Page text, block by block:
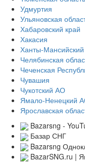
Удмуртия
Ульяновская
Хабаровский край
Хакасия
Ханты-
Челябинская
Чеченская
Чувашия
Чукотский АО
Ямало-Ненецкий
Ярославская
Bazarsng -
Базар СНГ
Bazarsng
BazarSNG.ru |